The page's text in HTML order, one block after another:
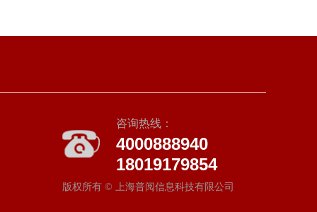
咨询热线：
4000888940
18019179854
版权所有 © 上海普阅信息科技有限公司